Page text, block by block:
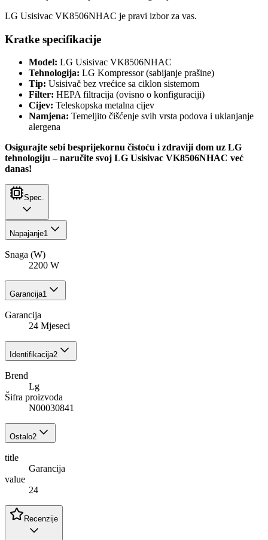
LG Usisivac VK8506NHAC je pravi izbor za vas.
Kratke specifikacije
Model: LG Usisivac VK8506NHAC
Tehnologija: LG Kompressor (sabijanje prašine)
Tip: Usisivač bez vrećice sa ciklon sistemom
Filter: HEPA filtracija (ovisno o konfiguraciji)
Cijev: Teleskopska metalna cijev
Namjena: Temeljito čišćenje svih vrsta podova i uklanjanje
alergena
Osigurajte sebi besprijekornu čistoću i zdraviji dom uz LG
tehnologiju – naručite svoj LG Usisivac VK8506NHAC već
danas!
Spec.
Napajanje1
Snaga (W)
2200 W
Garancija1
Garancija
24 Mjeseci
Identifikacija2
Brend
Lg
Šifra proizvoda
N00030841
Ostalo2
title
Garancija
value
24
Recenzije